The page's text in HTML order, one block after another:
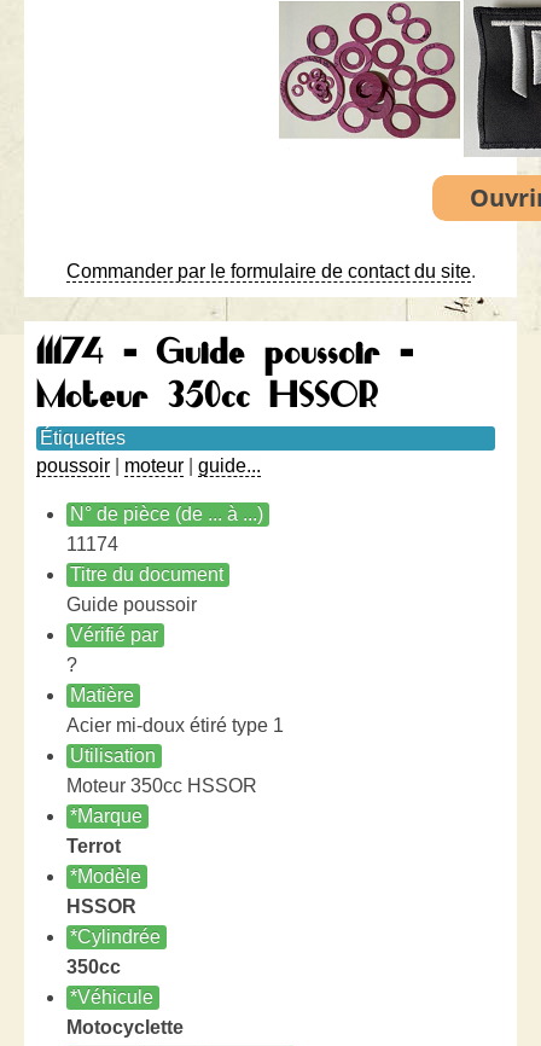
Commander par le formulaire de contact du site.
11174 - Guide poussoir -
Moteur 350cc HSSOR
Étiquettes
poussoir
moteur guide...
N° de pièce (de ... à ...)
11174
Titre du document
Guide poussoir
Vérifié par
?
Matière
Acier mi-doux étiré type 1
Utilisation
Moteur 350cc HSSOR
*Marque
Terrot
*Modèle
HSSOR
*Cylindrée
350cc
*Véhicule
Motocyclette